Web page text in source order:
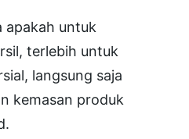
apakah untuk
terlebih untuk
langsung saja
kemasan produk